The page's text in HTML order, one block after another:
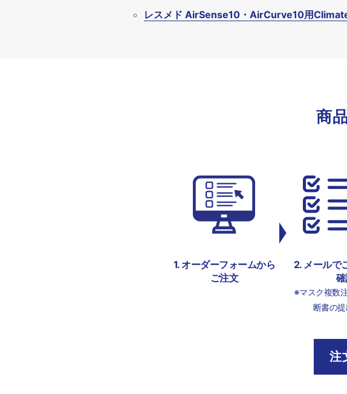
レスメド AirSense10・AirCurve10用
商
オーダーフォームから
ご注文
メールで
※マスク複数
断書の
注